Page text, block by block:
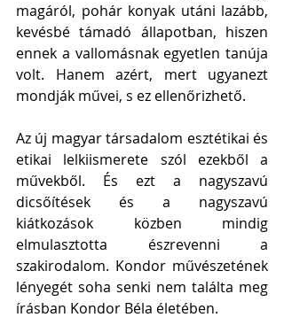
magáról, pohár konyak utáni lazább,
kevésbé támadó állapotban, hiszen
ennek a vallomásnak egyetlen tanúja
volt. Hanem azért, mert ugyanezt
mondják művei, s ez ellenőrizhető.
Az új magyar társadalom esztétikai és
etikai lelkiismerete szól ezekből a
művekből. És ezt a nagyszavú
dicsőítések és a nagyszavú
kiátkozások közben mindig
elmulasztotta észrevenni a
szakirodalom. Kondor művészetének
lényegét soha senki nem találta meg
írásban Kondor Béla életében.